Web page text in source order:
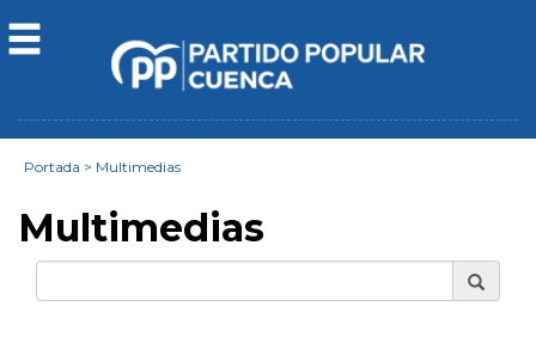
Portada > Multimedias
Multimedias